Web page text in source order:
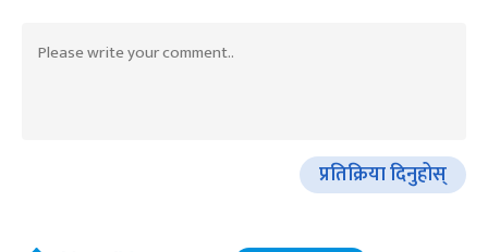
प्रतिक्रिया दिनुहोस्